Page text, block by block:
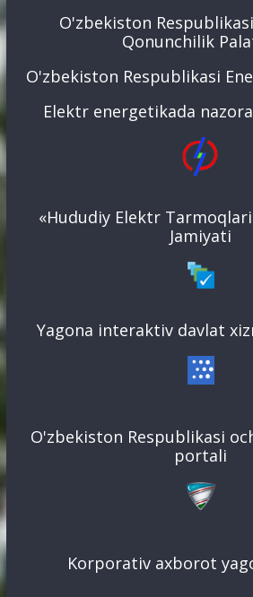
O'zbekiston
Qonunchilik
O'zbekiston Respublikasi
Elektr energetikada
«Hududiy Elektr
Jamiyati
Yagona interaktiv davlat
O'zbekiston Respublikasi
portali
Korporativ axborot